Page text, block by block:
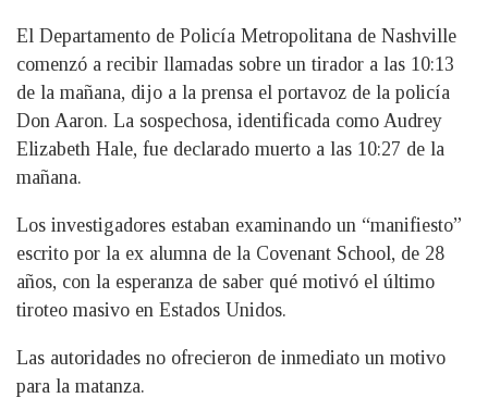
El Departamento de Policía Metropolitana de Nashville
comenzó a recibir llamadas sobre un tirador a las 10:13
de la mañana, dijo a la prensa el portavoz de la policía
Don Aaron. La sospechosa, identificada como Audrey
Elizabeth Hale, fue declarado muerto a las 10:27 de la
mañana.
Los investigadores estaban examinando un “manifiesto”
escrito por la ex alumna de la Covenant School, de 28
años, con la esperanza de saber qué motivó el último
tiroteo masivo en Estados Unidos.
Las autoridades no ofrecieron de inmediato un motivo
para la matanza.